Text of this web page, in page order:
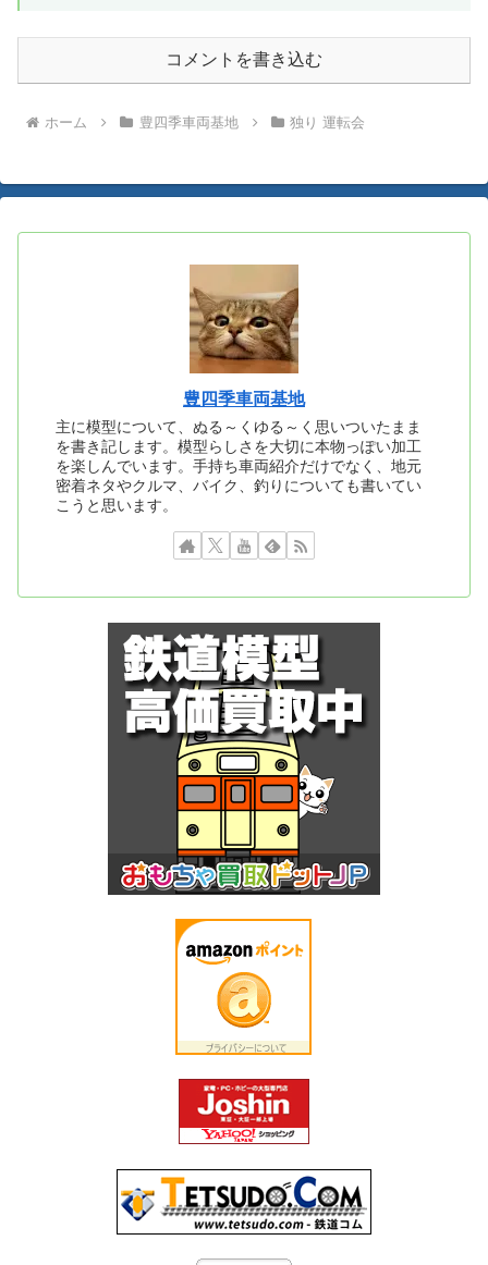
コメントを書き込む
ホーム 豊四季車両基地 独り 運転会
豊四季車両基地
主に模型について、ぬる～くゆる～く思いついたまま
を書き記します。模型らしさを大切に本物っぽい加工
を楽しんでいます。手持ち車両紹介だけでなく、地元
密着ネタやクルマ、バイク、釣りについても書いてい
こうと思います。